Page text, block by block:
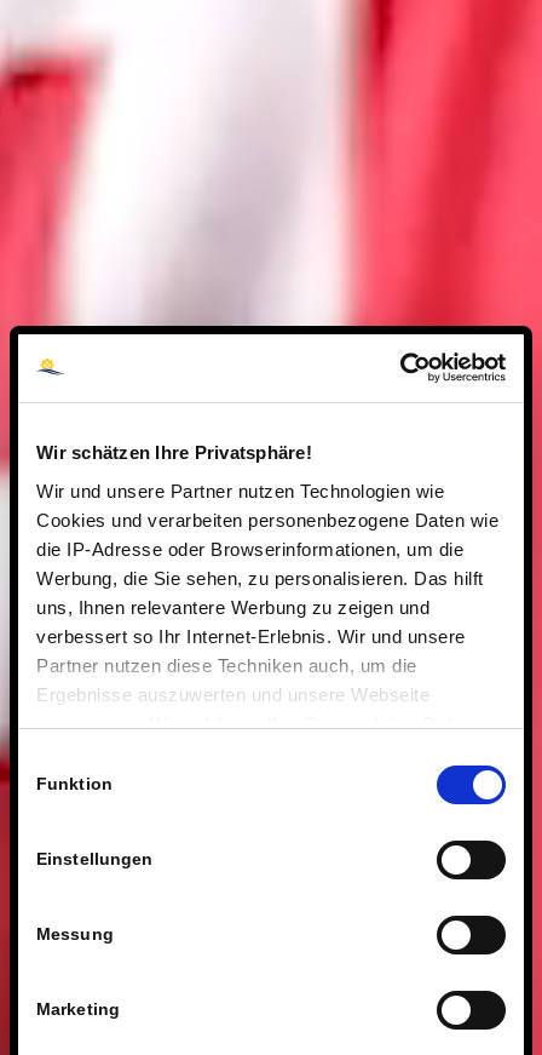
Wir schätzen Ihre Privatsphäre!
Wir und unsere Partner nutzen Technologien wie
Cookies und verarbeiten personenbezogene Daten wie
die IP-Adresse oder Browserinformationen, um die
Werbung, die Sie sehen, zu personalisieren. Das hilft
uns, Ihnen relevantere Werbung zu zeigen und
verbessert so Ihr Internet-Erlebnis. Wir und unsere
Partner nutzen diese Techniken auch, um die
Ergebnisse auszuwerten und unsere Webseite
anzupassen. Wir schätzen Ihre Privatsphäre. Daher
Technologien.
Funktion
Einstellungen
Messung
Marketing